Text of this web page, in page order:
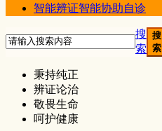
智能辨证智能协助自诊
搜
索
搜
索
秉持纯正
辨证论治
敬畏生命
呵护健康